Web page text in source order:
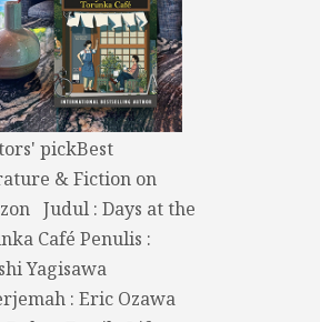
pickBest
& Fiction on
Judul : Days at the
Café Penulis :
Yagisawa
: Eric Ozawa